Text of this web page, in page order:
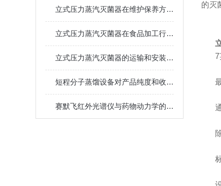
立式压力蒸汽灭菌器在维护保养方面应该注意哪些问题？
立式压力蒸汽灭菌器在食品加工行业中的应用及优势
立式压力蒸汽灭菌器的运输和安装需要注意什么？
短程分子蒸馏设备对产品纯度和收率的影响是如何调控的？
赛默飞红外光谱仪与药物动力学的研究
的灭
7